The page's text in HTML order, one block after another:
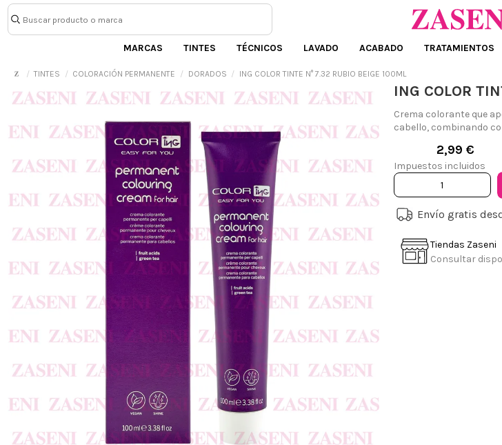
MARCAS TINTES TÉCNICOS LAVADO ACABADO TRATAMIENTOS
TINTES COLORACIÓN PERMANENTE DORADOS ING COLOR TINTE N° 7.32 RUBIO BEIGE 100ML
ING COLOR
Crema colorante que
cabello, combinando
2,99 €
Impuestos incluidos
Envío gratis
Tiendas Zaseni
Consultar